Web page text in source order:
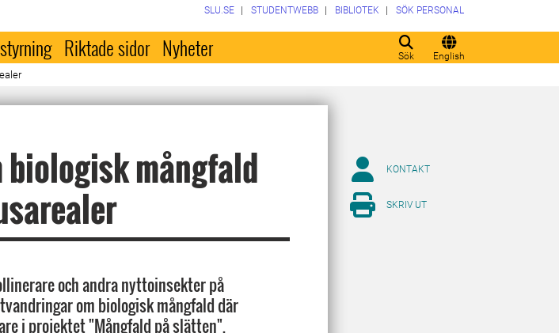
Sök English
SLU.SE STUDENTWEBB BIBLIOTEK SÖK PERSONAL
Riktade sidor Nyheter
mångfald
och andra nyttoinsekter på
om biologisk mångfald där
i projektet "Mångfald på slätten",
KONTAKT
SKRIV UT